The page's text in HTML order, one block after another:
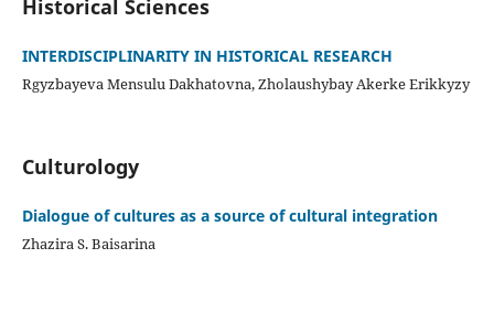
Historical Sciences
INTERDISCIPLINARITY IN HISTORICAL RESEARCH
Rgyzbayeva Mensulu Dakhatovna, Zholaushybay Akerke Erikkyzy
Culturology
Dialogue of cultures as a source of cultural integration
Zhazira S. Baisarina